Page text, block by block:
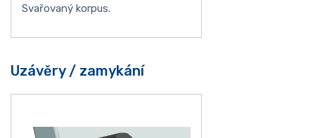
Svařovaný korpus.
Uzávěry / zamykání